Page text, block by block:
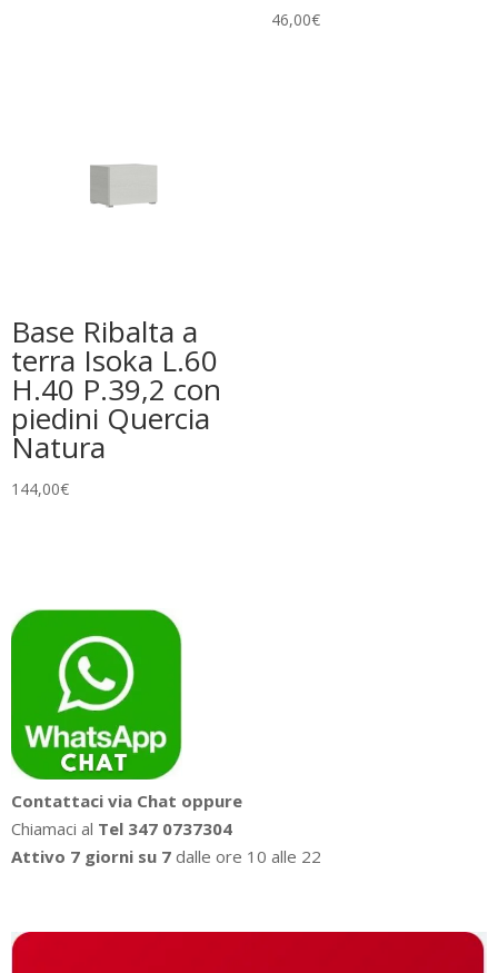
46,00€
Base Ribalta a
terra Isoka L.60
H.40 P.39,2 con
piedini Quercia
Natura
144,00€
Contattaci via Chat oppure
Chiamaci al Tel 347 0737304
Attivo 7 giorni su 7 dalle ore 10 alle 22